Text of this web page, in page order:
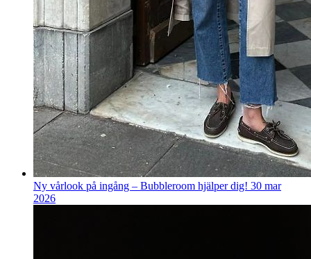
Ny vårlook på ingång – Bubbleroom hjälper dig! 30 mar
2026